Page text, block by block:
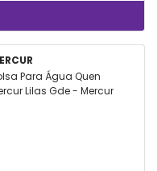
Para Água Quen
Lilas Gde - Mercur